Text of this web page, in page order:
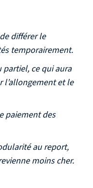
différer le
temporairement.
ce qui aura
l’allongement et le
paiement des
au report,
moins cher.